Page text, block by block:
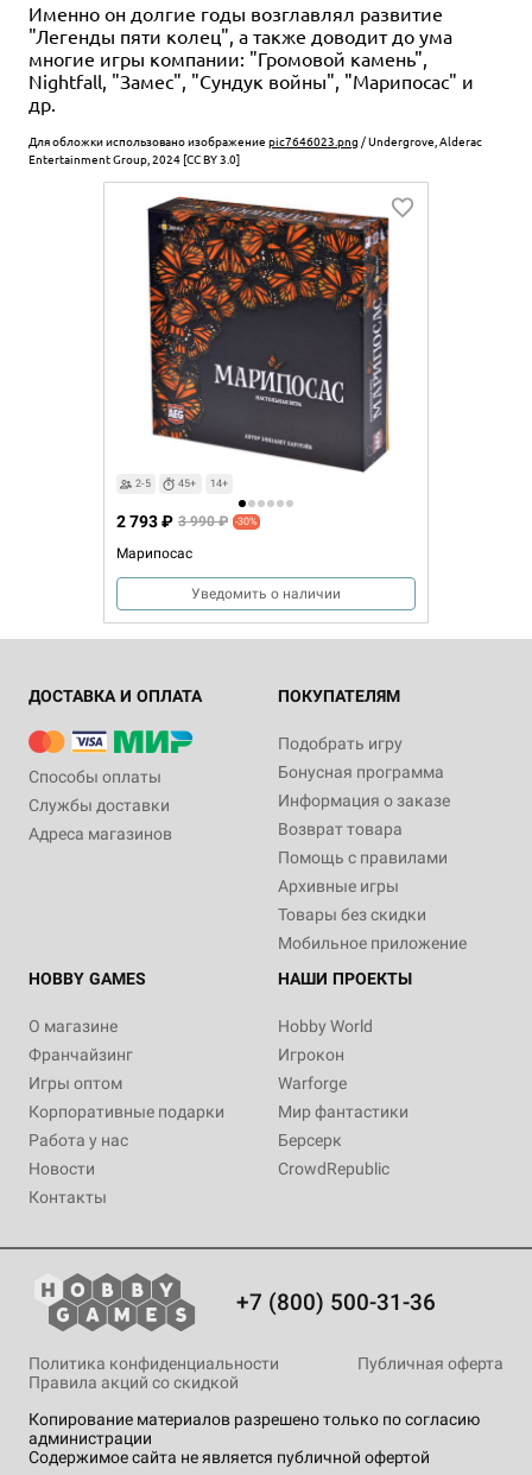
Именно он долгие годы возглавлял развитие
"Легенды пяти колец", а также доводит до ума
многие игры компании: "Громовой камень",
Nightfall, "Замес", "Сундук войны", "Марипосас" и
др.
Для обложки использовано изображение pic7646023.png / Undergrove, Alderac
Entertainment Group, 2024 [CC BY 3.0]
2-5 45+ 14+
Марипосас
2 793 ₽ 3 990 ₽ -30%
Уведомить о наличии
ДОСТАВКА И ОПЛАТА
Способы оплаты
Службы доставки
Адреса магазинов
ПОКУПАТЕЛЯМ
Подобрать игру
Бонусная программа
Информация о заказе
Возврат товара
Помощь с правилами
Архивные игры
Товары без скидки
Мобильное приложение
HOBBY GAMES
О магазине
Франчайзинг
Игры оптом
Корпоративные подарки
Работа у нас
Новости
Контакты
НАШИ ПРОЕКТЫ
Hobby World
Игрокон
Warforge
Мир фантастики
Берсерк
CrowdRepublic
+7 (800) 500-31-36
Копирование материалов разрешено только по согласию
администрации
Содержимое сайта не является публичной офертой
Политика конфиденциальности
Публичная оферта
Правила акций со скидкой